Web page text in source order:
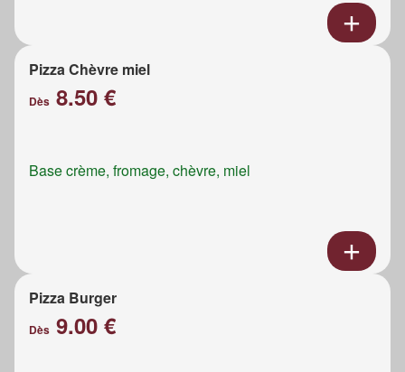
Pizza Chèvre miel
Dès 8.50 €
Base crème, fromage, chèvre, miel
Pizza Burger
Dès 9.00 €